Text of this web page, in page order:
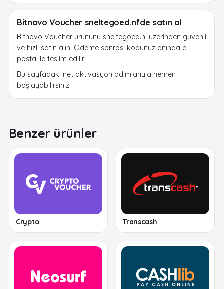
Bitnovo Voucher sneltegoed.nl'de satın al
Bitnovo Voucher ürününü sneltegoed.nl üzerinden güvenli
ve hızlı satın alın. Ödeme sonrası kodunuz anında e-
posta ile teslim edilir.
Bu sayfadaki net aktivasyon adımlarıyla hemen
başlayabilirsiniz.
Benzer ürünler
Crypto Transcash